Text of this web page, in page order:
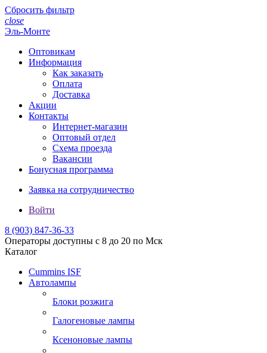
Сбросить фильтр
close
Эль-Монте
Оптовикам
Информация
Как заказать
Оплата
Доставка
Акции
Контакты
Интернет-магазин
Оптовый отдел
Схема проезда
Вакансии
Бонусная программа
Заявка на сотрудничество
Войти
8 (903) 847-36-33
Операторы доступны с 8 до 20 по Мск
Каталог
Cummins ISF
Автолампы
Блоки розжига
Галогеновые лампы
Ксеноновые лампы